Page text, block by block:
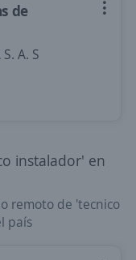
de
A. S
instalador' en
remoto de 'tecnico
país